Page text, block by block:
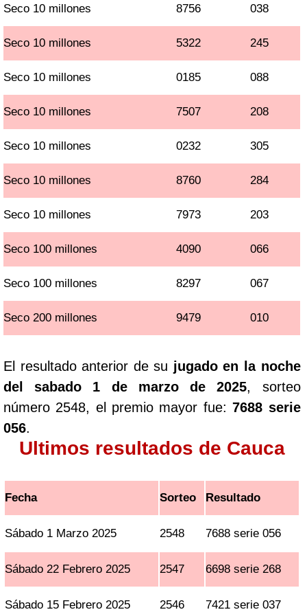
Seco 10 millones 8756 038
Seco 10 millones 5322 245
Seco 10 millones 0185 088
Seco 10 millones 7507 208
Seco 10 millones 0232 305
Seco 10 millones 8760 284
Seco 10 millones 7973 203
Seco 100 millones 4090 066
Seco 100 millones 8297 067
Seco 200 millones 9479 010
El resultado anterior de su jugado en la noche
del sabado 1 de marzo de 2025, sorteo
número 2548, el premio mayor fue:7688 serie
056.
Ultimos resultados de Cauca
Fecha Sorteo Resultado
Sábado 1 Marzo 2025 2548 7688 serie 056
Sábado 22 Febrero 2025 2547 6698 serie 268
Sábado 15 Febrero 2025 2546 7421 serie 037